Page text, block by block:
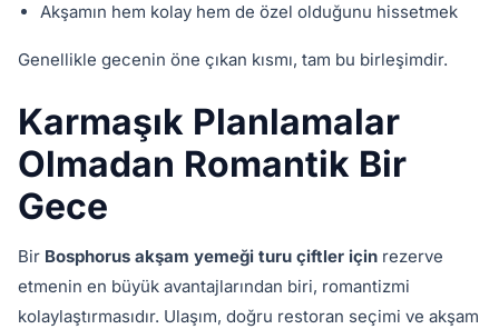
Akşamın hem kolay hem de özel olduğunu hissetmek
Genellikle gecenin öne çıkan kısmı, tam bu birleşimdir.
Karmaşık Planlamalar
Olmadan Romantik Bir
Gece
Bir Bosphorus akşam yemeği turu çiftler için rezerve
etmenin en büyük avantajlarından biri, romantizmi
kolaylaştırmasıdır. Ulaşım, doğru restoran seçimi ve akşam